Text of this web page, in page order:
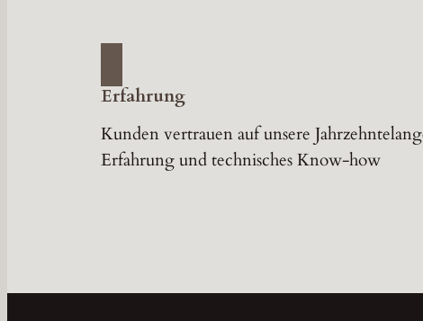
Erfahrung
Kunden vertrauen auf unsere
Erfahrung und technisches Know-how